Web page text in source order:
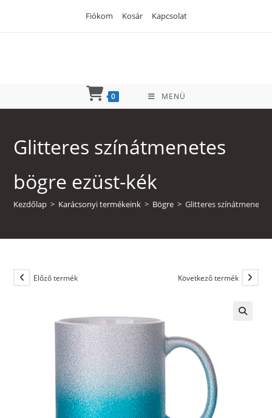
Fiókom Kosár Kapcsolat
0 MENÜ
Glitteres színátmenetes
bögre ezüst-kék
Kezdőlap > Karácsonyi termékeink > Bögre > Glitteres
Előző termék Következő termék